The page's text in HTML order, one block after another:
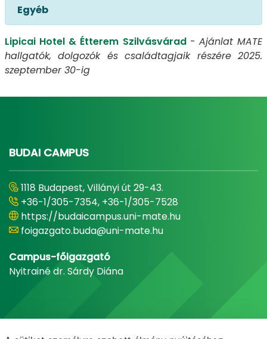
Egyéb
Lipicai Hotel & Étterem Szilvásvárad- Ajánlat MATE
hallgatók, dolgozók és családtagjaik részére 2025.
szeptember 30-ig
BUDAI CAMPUS
1118 Budapest, Villányi út 29-43.
+36-1/305-7354, +36-1/305-7528
https://budaicampus.uni-mate.hu
foigazgato.buda@uni-mate.hu
Campus-főigazgató
Nyitrainé dr. Sárdy Diána